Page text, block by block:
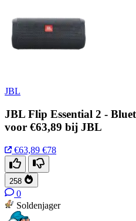
JBL
JBL Flip Essential 2 -
voor €63,89 bij JBL
€63,89 €78
258
0
Soldenjager